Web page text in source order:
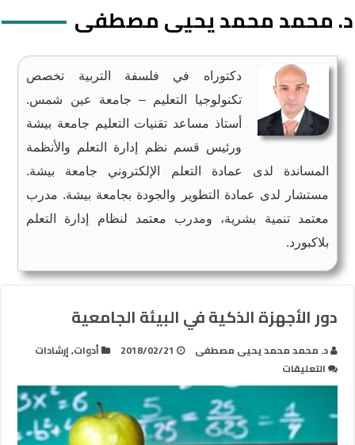
د. محمد محمد يحيى مصطفى
دكتوراه في فلسفة التربية تخصص
تكنولوجيا التعليم – جامعة عين شمس.
أستاذ مساعد تقنيات التعليم جامعة بيشة
ورئيس قسم نظم إدارة التعلم والأنظمة
المساندة‏ لدى ‏عمادة التعلم الإلكتروني جامعة بيشة‏.
مستشار لدى عمادة التطوير والجودة بجامعة بيشة. مدرب
معتمد تنمية بشرية، ومدرب معتمد لنظام إدارة التعلم
بلاكبورد.
دور الأجهزة الذكية في البيئة الجامعية
د. محمد محمد يحيى مصطفى 2018/02/21 أدوات,إرشادات
التعليقات
دور
الذكية
في